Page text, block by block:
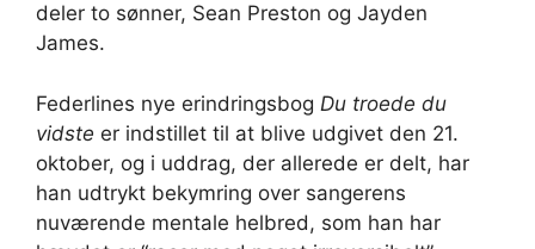
deler to sønner, Sean Preston og Jayden
James.
Federlines nye erindringsbog Du troede du
vidste er indstillet til at blive udgivet den 21.
oktober, og i uddrag, der allerede er delt, har
han udtrykt bekymring over sangerens
nuværende mentale helbred, som han har